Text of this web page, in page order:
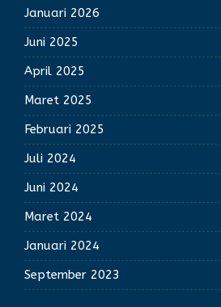
Januari 2026
Juni 2025
April 2025
Maret 2025
Februari 2025
Juli 2024
Juni 2024
Maret 2024
Januari 2024
September 2023